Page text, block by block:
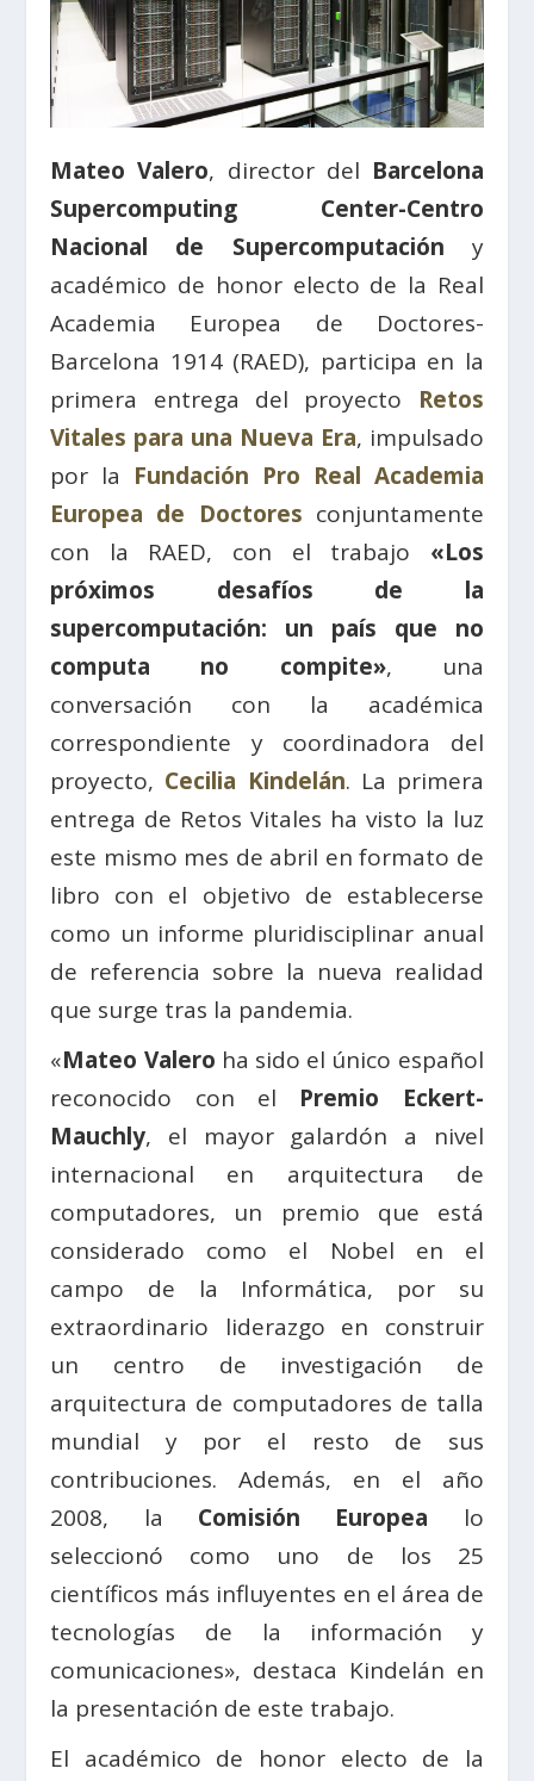
Mateo Valero, director del Barcelona
Supercomputing Center-Centro
Nacional de Supercomputación y
académico de honor electo de la Real
Academia Europea de Doctores-
Barcelona 1914 (RAED), participa en la
primera entrega del proyecto Retos
Vitales para una Nueva Era, impulsado
por la Fundación Pro Real Academia
Europea de Doctores conjuntamente
con la RAED, con el trabajo «Los
próximos desafíos de la
supercomputación: un país que no
computa no compite», una
conversación con la académica
correspondiente y coordinadora del
proyecto, Cecilia Kindelán. La primera
entrega de Retos Vitales ha visto la luz
este mismo mes de abril en formato de
libro con el objetivo de establecerse
como un informe pluridisciplinar anual
de referencia sobre la nueva realidad
que surge tras la pandemia.
«Mateo Valero ha sido el único español
reconocido con el Premio Eckert-
Mauchly, el mayor galardón a nivel
internacional en arquitectura de
computadores, un premio que está
considerado como el Nobel en el
campo de la Informática, por su
extraordinario liderazgo en construir
un centro de investigación de
arquitectura de computadores de talla
mundial y por el resto de sus
contribuciones. Además, en el año
2008, la Comisión Europea lo
seleccionó como uno de los 25
científicos más influyentes en el área de
tecnologías de la información y
comunicaciones», destaca Kindelán en
la presentación de este trabajo.
El académico de honor electo de la